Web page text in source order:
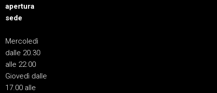
apertura
sede
Mercoledì
dalle 20.30
alle 22.00
Giovedì dalle
17.00 alle